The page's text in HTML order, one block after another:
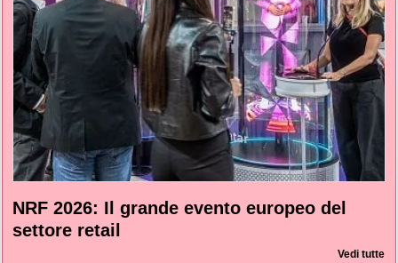
NRF 2026: Il grande evento europeo del
settore retail
Vedi tutte